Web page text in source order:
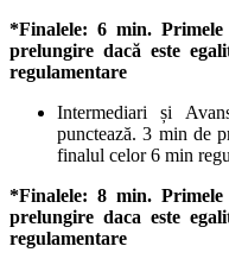
*Finalele: 6 min.
prelungire dacă este
regulamentare
Intermediari și
punctează. 3 min de
finalul celor 6 min
*Finalele: 8 min.
prelungire daca este
regulamentare